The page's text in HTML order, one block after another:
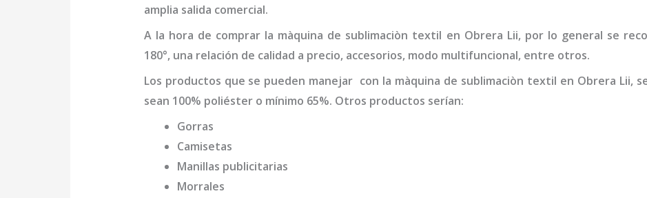
amplia salida comercial.
A la hora de comprar la màquina de sublimaciòn textil en Obrera Lii, por lo general se
180°, una relación de calidad a precio, accesorios, modo multifuncional, entre otros.
Los productos que se pueden manejar con la màquina de sublimaciòn textil en Obrera Lii,
sean 100% poliéster o mínimo 65%. Otros productos serían:
Gorras
Camisetas
Manillas publicitarias
Morrales